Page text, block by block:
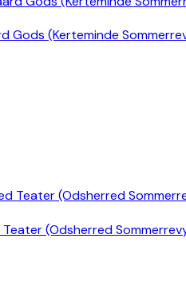
Gods (Kerteminde
(Odsherred